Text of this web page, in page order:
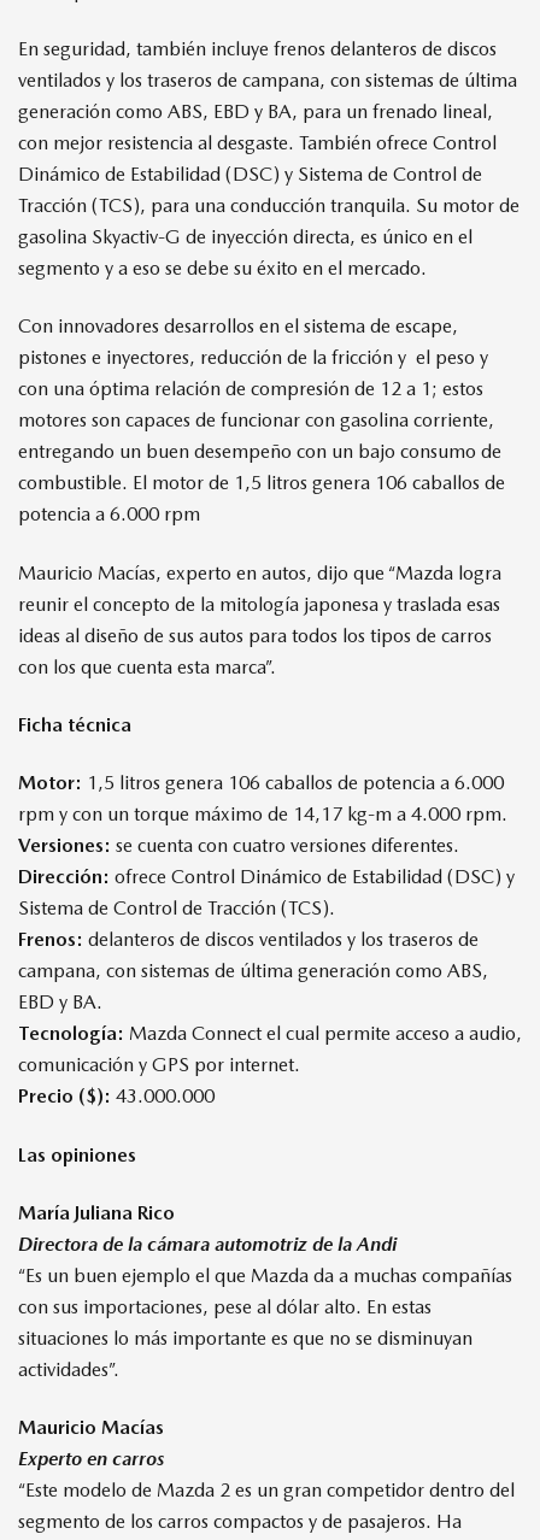
En seguridad, también incluye frenos delanteros de discos
ventilados y los traseros de campana, con sistemas de última
generación como ABS, EBD y BA, para un frenado lineal,
con mejor resistencia al desgaste. También ofrece Control
Dinámico de Estabilidad (DSC) y Sistema de Control de
Tracción (TCS), para una conducción tranquila. Su motor de
gasolina Skyactiv-G de inyección directa, es único en el
segmento y a eso se debe su éxito en el mercado.
Con innovadores desarrollos en el sistema de escape,
pistones e inyectores, reducción de la fricción y el peso y
con una óptima relación de compresión de 12 a 1; estos
motores son capaces de funcionar con gasolina corriente,
entregando un buen desempeño con un bajo consumo de
combustible. El motor de 1,5 litros genera 106 caballos de
potencia a 6.000 rpm
Mauricio Macías, experto en autos, dijo que “Mazda logra
reunir el concepto de la mitología japonesa y traslada esas
ideas al diseño de sus autos para todos los tipos de carros
con los que cuenta esta marca”.
Ficha técnica
Motor: 1,5 litros genera 106 caballos de potencia a 6.000
rpm y con un torque máximo de 14,17 kg-m a 4.000 rpm.
Versiones: se cuenta con cuatro versiones diferentes.
Dirección: ofrece Control Dinámico de Estabilidad (DSC) y
Sistema de Control de Tracción (TCS).
Frenos: delanteros de discos ventilados y los traseros de
campana, con sistemas de última generación como ABS,
EBD y BA.
Tecnología: Mazda Connect el cual permite acceso a audio,
comunicación y GPS por internet.
Precio ($): 43.000.000
Las opiniones
María Juliana Rico
Directora de la cámara automotriz de la Andi
“Es un buen ejemplo el que Mazda da a muchas compañías
con sus importaciones, pese al dólar alto. En estas
situaciones lo más importante es que no se disminuyan
actividades”.
Mauricio Macías
Experto en carros
“Este modelo de Mazda 2 es un gran competidor dentro del
segmento de los carros compactos y de pasajeros. Ha